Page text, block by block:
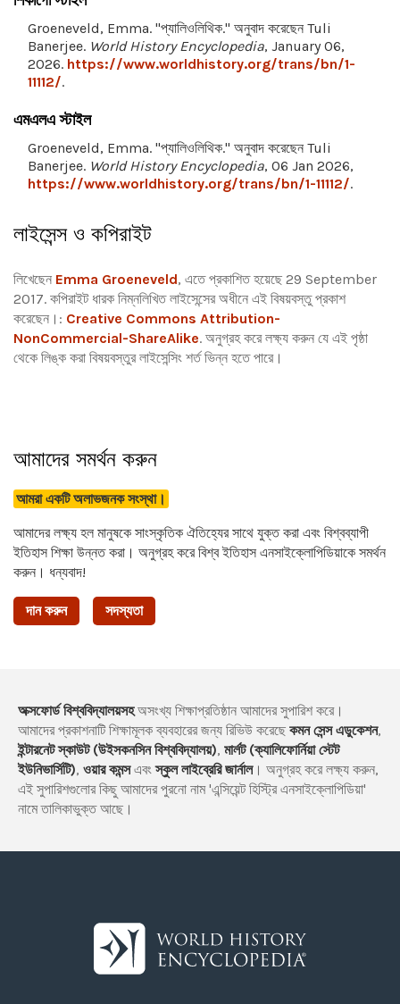
Groeneveld, Emma. "প্যালিওলিথিক." অনুবাদ করেছেন Tuli
Banerjee. World History Encyclopedia, January 06,
2026. https://www.worldhistory.org/trans/bn/1-
11112/.
এমএলএ স্টাইল
Groeneveld, Emma. "প্যালিওলিথিক." অনুবাদ করেছেন Tuli
Banerjee. World History Encyclopedia, 06 Jan 2026,
https://www.worldhistory.org/trans/bn/1-11112/.
লাইসেন্স ও কপিরাইট
লিখেছেন Emma Groeneveld, এতে প্রকাশিত হয়েছে 29 September
2017. কপিরাইট ধারক নিম্নলিখিত লাইসেন্সের অধীনে এই বিষয়বস্তু প্রকাশ
করেছেন।: Creative Commons Attribution-
NonCommercial-ShareAlike. অনুগ্রহ করে লক্ষ্য করুন যে এই পৃষ্ঠা
থেকে লিঙ্ক করা বিষয়বস্তুর লাইসেন্সিং শর্ত ভিন্ন হতে পারে।
আমাদের সমর্থন করুন
আমরা একটি অলাভজনক সংস্থা।
আমাদের লক্ষ্য হল মানুষকে সাংস্কৃতিক ঐতিহ্যের সাথে যুক্ত করা এবং বিশ্বব্যাপী
ইতিহাস শিক্ষা উন্নত করা। অনুগ্রহ করে বিশ্ব ইতিহাস এনসাইক্লোপিডিয়াকে সমর্থন
করুন। ধন্যবাদ!
দান করুন সদস্যতা
অক্সফোর্ড বিশ্ববিদ্যালয়সহঅসংখ্য শিক্ষাপ্রতিষ্ঠান আমাদের সুপারিশ করে।
আমাদের প্রকাশনাটি শিক্ষামূলক ব্যবহারের জন্য রিভিউ করেছে কমন সেন্স এডুকেশন,
ইন্টারনেট স্কাউট (উইসকনসিন বিশ্ববিদ্যালয়), মার্লট (ক্যালিফোর্নিয়া স্টেট
ইউনিভার্সিটি), ওয়ার কমন্সএবংস্কুল লাইব্রেরি জার্নাল। অনুগ্রহ করে লক্ষ্য করুন,
এই সুপারিশগুলোর কিছু আমাদের পুরনো নাম 'এন্সিয়েন্ট হিস্ট্রি এনসাইক্লোপিডিয়া'
নামে তালিকাভুক্ত আছে।